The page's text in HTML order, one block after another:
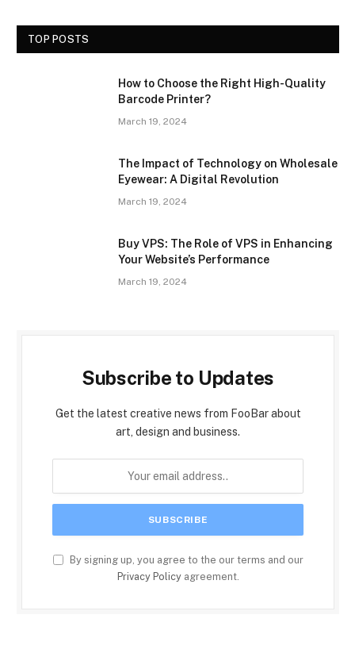
TOP POSTS
How to Choose the Right High-Quality
Barcode Printer?
March 19, 2024
The Impact of Technology on Wholesale
Eyewear: A Digital Revolution
March 19, 2024
Buy VPS: The Role of VPS in Enhancing
Your Website’s Performance
March 19, 2024
Subscribe to Updates
Get the latest creative news from FooBar about
art, design and business.
By signing up, you agree to the our terms and our
Privacy Policyagreement.